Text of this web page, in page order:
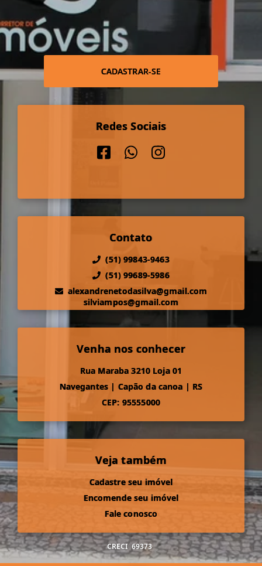
CADASTRAR-SE
Redes Sociais
Contato
(51) 99843-9463
(51) 99689-5986
alexandrenetodasilva@gmail.com
silviampos@gmail.com
Venha nos conhecer
Rua Maraba 3210 Loja 01
Navegantes | Capão da canoa | RS
CEP: 95555000
Veja também
Cadastre seu imóvel
Encomende seu imóvel
Fale conosco
CRECI 69373